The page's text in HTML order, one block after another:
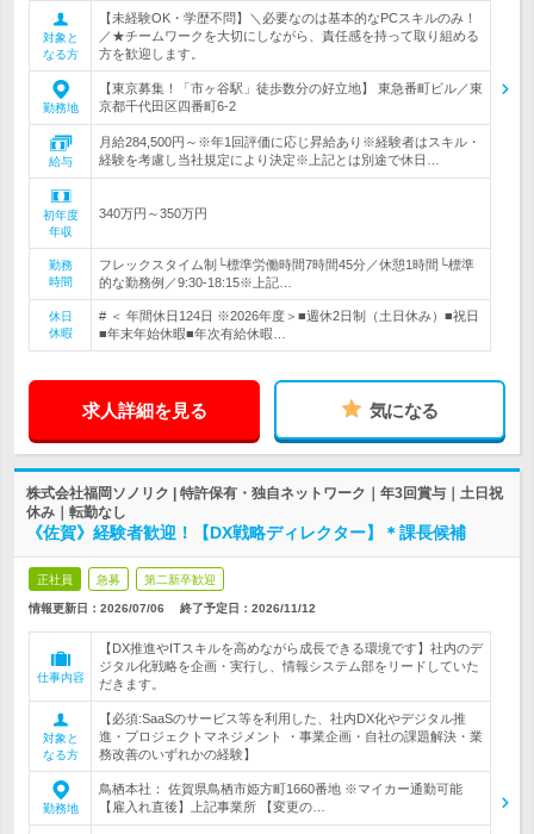
対象と
なる方
【未経験OK・学歴不問】＼必要なのは基本的なPCスキルのみ！
／★チームワークを大切にしながら、責任感を持って取り組める
方を歓迎します。
勤務地
【東京募集！「市ヶ谷駅」徒歩数分の好立地】 東急番町ビル／東
京都千代田区四番町6-2
給与
月給284,500円～※年1回評価に応じ昇給あり※経験者はスキル・
経験を考慮し当社規定により決定※上記とは別途で休日…
初年度
年収
340万円～350万円
勤務
時間
フレックスタイム制└標準労働時間7時間45分／休憩1時間└標準
的な勤務例／9:30-18:15※上記…
休日
休暇
# ＜ 年間休日124日 ※2026年度＞■週休2日制（土日休み）■祝日
■年末年始休暇■年次有給休暇…
求人詳細を見る 気になる
株式会社福岡ソノリク | 特許保有・独自ネットワーク｜年3回賞与｜土日祝
休み｜転勤なし
《佐賀》経験者歓迎！【DX戦略ディレクター】＊課長候補
正社員 急募 第二新卒歓迎
情報更新日：2026/07/06 終了予定日： 2026/11/12
仕事内容
【DX推進やITスキルを高めながら成長できる環境です】社内のデ
ジタル化戦略を企画・実行し、情報システム部をリードしていた
だきます。
対象と
なる方
【必須:SaaSのサービス等を利用した、社内DX化やデジタル推
進・プロジェクトマネジメント ・事業企画・自社の課題解決・業
務改善のいずれかの経験】
勤務地
鳥栖本社： 佐賀県鳥栖市姫方町1660番地 ※マイカー通勤可能
【雇入れ直後】上記事業所 【変更の…